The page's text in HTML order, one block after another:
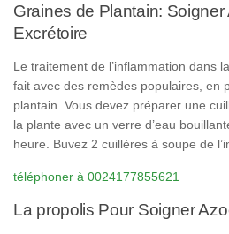
Graines de Plantain:
Excrétoire
Le traitement de l’inflammation dans
fait avec des remèdes populaires, en
plantain. Vous devez préparer une
la plante avec un verre d’eau
heure. Buvez 2 cuillères à soupe de
téléphoner à 0024177855621
La propolis Pour Soigner